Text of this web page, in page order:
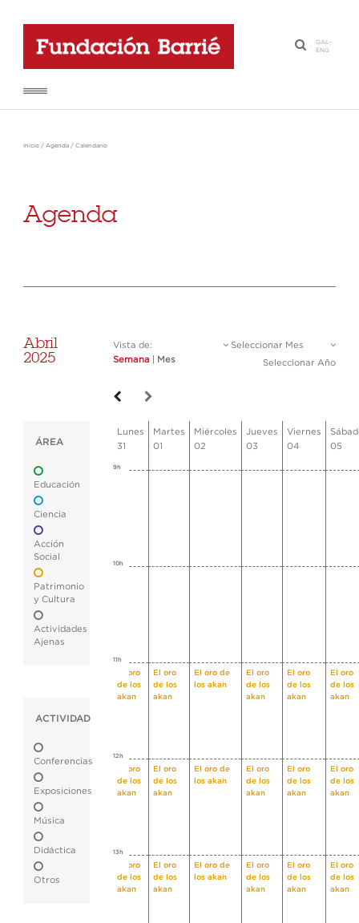
·
GAL-
ENG
Inicio / Agenda / Calendario
Agenda
Abril
2025
Vista de:
Semana
Mes
Seleccionar Mes
Seleccionar Año
ÁREA
Educación
Ciencia
Acción
Social
Patrimonio
y Cultura
Actividades
Ajenas
ACTIVIDAD
Conferencias
Exposiciones
Música
Didáctica
Otros
Lunes
31
Martes
01
Miércoles
02
Jueves
03
Viernes
04
05
9h
10h
11h
El oro
de los
akan
El oro
de los
akan
El oro de
los akan
El oro
de los
akan
El oro
de los
akan
El oro
de los
akan
12h
El oro
de los
akan
El oro
de los
akan
El oro de
los akan
El oro
de los
akan
El oro
de los
akan
El oro
de los
akan
13h
El oro
de los
akan
El oro
de los
akan
El oro de
los akan
El oro
de los
akan
El oro
de los
akan
El oro
de los
akan